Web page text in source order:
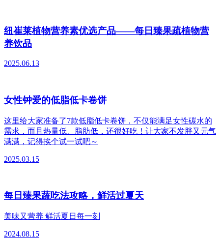
纽崔莱植物营养素优选产品——每日臻果疏植物营
养饮品
2025.06.13
女性钟爱的低脂低卡卷饼
这里给大家准备了7款低脂低卡卷饼，不仅能满足女性碳水的
需求，而且热量低、脂肪低，还很好吃！让大家不发胖又元气
满满，记得挨个试一试吧～
2025.03.15
每日臻果蔬吃法攻略，鲜活过夏天
美味又营养 鲜活夏日每一刻
2024.08.15